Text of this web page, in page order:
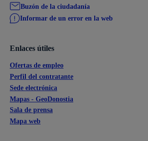
Buzón de la ciudadanía
Informar de un error en la web
Enlaces útiles
Ofertas de empleo
Perfil del contratante
Sede electrónica
Mapas - GeoDonostia
Sala de prensa
Mapa web